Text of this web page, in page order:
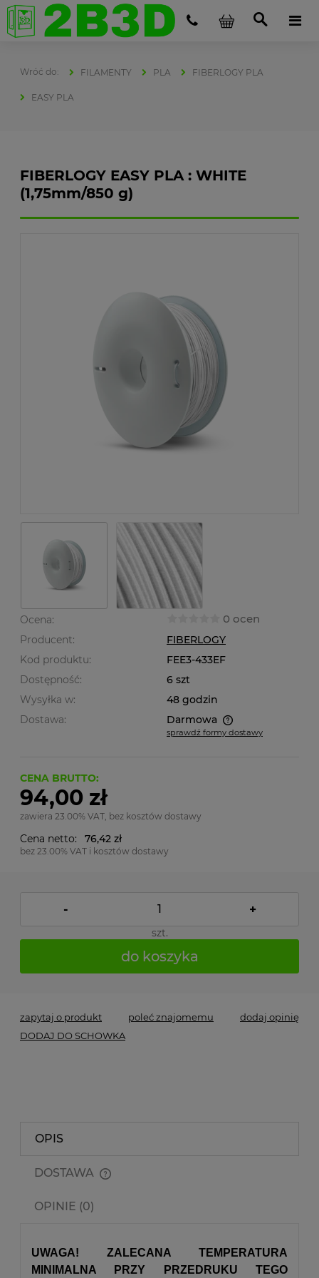
FILAMENTY PLA FIBERLOGY PLA
EASY PLA
FIBERLOGY EASY PLA : WHITE
(1,75mm/850 g)
Ocena: 0 ocen
Producent:
FIBERLOGY
Kod produktu:
FEE3-433EF
Dostępność:
6 szt
Wysyłka w:
48 godzin
Dostawa:
Darmowa
Cena nie zawiera ewentualnych kosztów płatności
sprawdź formy dostawy
CENA BRUTTO:
94,00 zł
zawiera 23.00% VAT, bez kosztów dostawy
Cena netto: 76,42 zł
bez 23.00% VAT i kosztów dostawy
- +
szt.
do koszyka
zapytaj o produkt poleć znajomemu
dodaj opinię
DODAJ DO SCHOWKA
OPIS
DOSTAWA
OPINIE (0)
UWAGA! ZALECANA TEMPERATURA
MINIMALNA PRZY PRZEDRUKU TEGO